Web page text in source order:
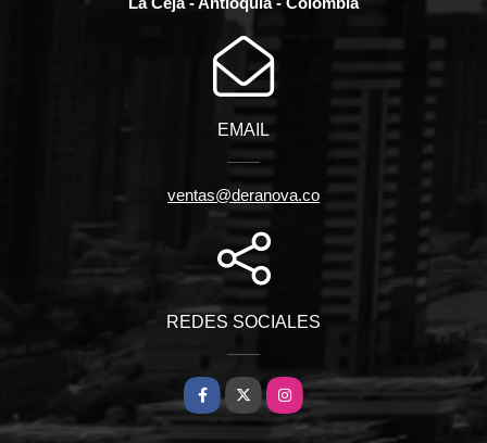
EMAIL
ventas@deranova.co
REDES SOCIALES
Facebook
X Instagram